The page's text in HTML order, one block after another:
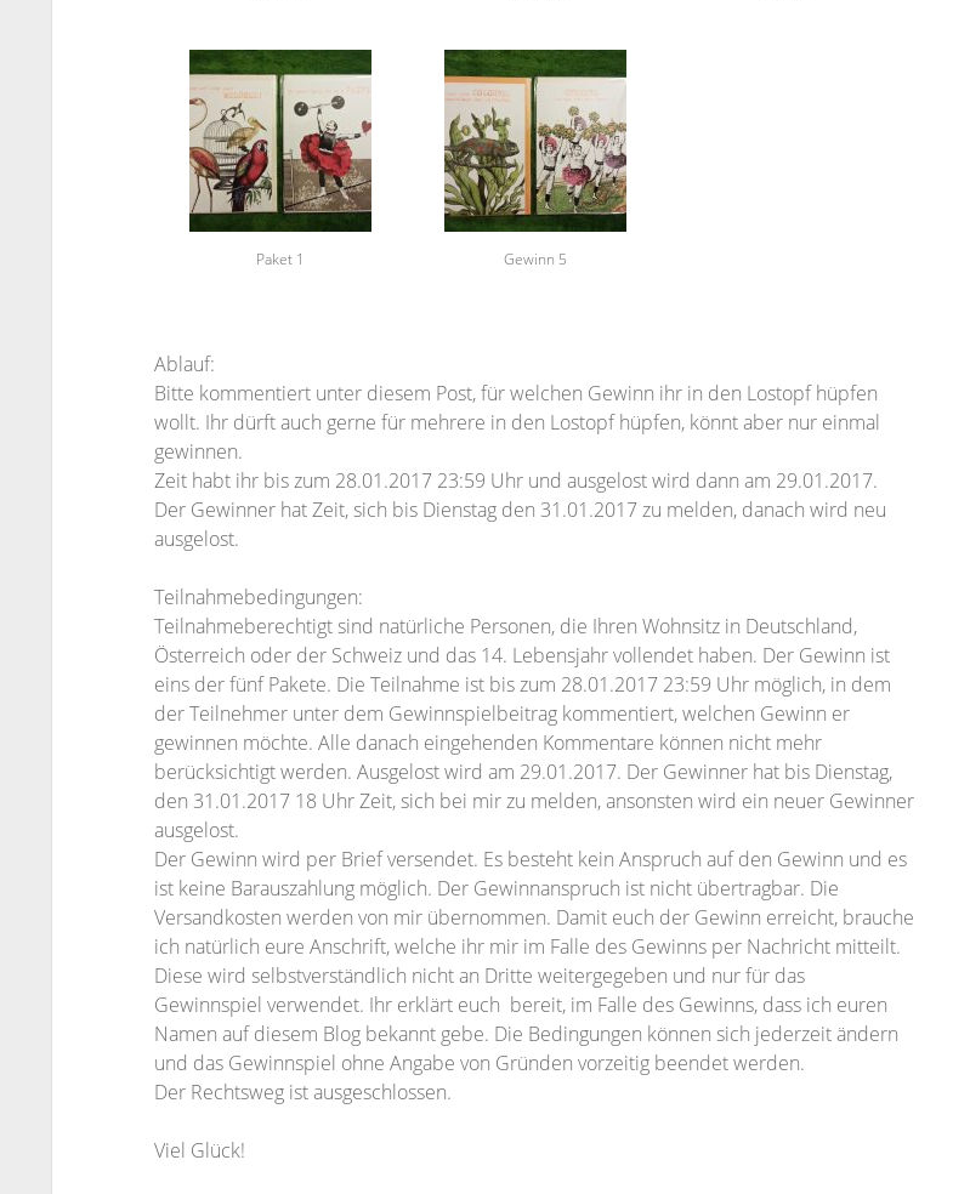
Paket 1 Gewinn 5
Ablauf:
Bitte kommentiert unter diesem Post, für welchen Gewinn ihr in den Lostopf hüpfen
wollt. Ihr dürft auch gerne für mehrere in den Lostopf hüpfen, könnt aber nur einmal
gewinnen.
Zeit habt ihr bis zum 28.01.2017 23:59 Uhr und ausgelost wird dann am 29.01.2017.
Der Gewinner hat Zeit, sich bis Dienstag den 31.01.2017 zu melden, danach wird neu
ausgelost.
Teilnahmebedingungen:
Teilnahmeberechtigt sind natürliche Personen, die Ihren Wohnsitz in Deutschland,
Österreich oder der Schweiz und das 14. Lebensjahr vollendet haben. Der Gewinn ist
eins der fünf Pakete. Die Teilnahme ist bis zum 28.01.2017 23:59 Uhr möglich, in dem
der Teilnehmer unter dem Gewinnspielbeitrag kommentiert, welchen Gewinn er
gewinnen möchte. Alle danach eingehenden Kommentare können nicht mehr
berücksichtigt werden. Ausgelost wird am 29.01.2017. Der Gewinner hat bis Dienstag,
den 31.01.2017 18 Uhr Zeit, sich bei mir zu melden, ansonsten wird ein neuer Gewinner
ausgelost.
Der Gewinn wird per Brief versendet. Es besteht kein Anspruch auf den Gewinn und es
ist keine Barauszahlung möglich. Der Gewinnanspruch ist nicht übertragbar. Die
Versandkosten werden von mir übernommen. Damit euch der Gewinn erreicht, brauche
ich natürlich eure Anschrift, welche ihr mir im Falle des Gewinns per Nachricht mitteilt.
Diese wird selbstverständlich nicht an Dritte weitergegeben und nur für das
Gewinnspiel verwendet. Ihr erklärt euch bereit, im Falle des Gewinns, dass ich euren
Namen auf diesem Blog bekannt gebe. Die Bedingungen können sich jederzeit ändern
und das Gewinnspiel ohne Angabe von Gründen vorzeitig beendet werden.
Der Rechtsweg ist ausgeschlossen.
Viel Glück!